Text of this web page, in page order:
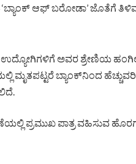
ಆಫ್ ಬರೋಡಾ’ ಜೊತೆಗೆ
ಅವರ ಶ್ರೇಣಿಯ
ಬ್ಯಾಂಕ್‌ನಿಂದ
ಪ್ರಮುಖ ಪಾತ್ರ ವಹಿಸುವ